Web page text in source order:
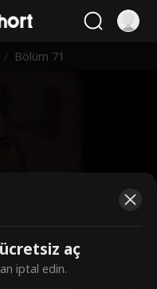
/ Bölüm 71
İzlemek
aç
iptal edin.